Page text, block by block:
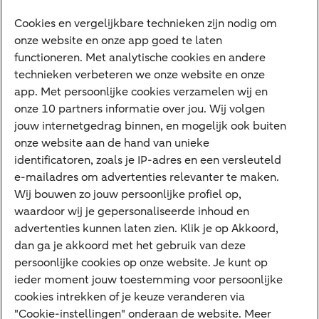
Diensten
VraagHugo
Corporate Finance
Tikkie zakelijk
Cyber Veilig & Zeker
Private Banking
Interessant
Sectoren & trends
Ondernemersverhalen
Valutacentrum
Alles over PSD2
Business Community
Cookies en vergelijkbare technieken zijn nodig om
onze website en onze app goed te laten
functioneren. Met analytische cookies en andere
technieken verbeteren we onze website en onze
app. Met persoonlijke cookies verzamelen wij en
onze 10 partners informatie over jou. Wij volgen
jouw internetgedrag binnen, en mogelijk ook buiten
onze website aan de hand van unieke
identificatoren, zoals je IP-adres en een versleuteld
e-mailadres om advertenties relevanter te maken.
Wij bouwen zo jouw persoonlijke profiel op,
waardoor wij je gepersonaliseerde inhoud en
advertenties kunnen laten zien. Klik je op Akkoord,
dan ga je akkoord met het gebruik van deze
persoonlijke cookies op onze website. Je kunt op
ieder moment jouw toestemming voor persoonlijke
cookies intrekken of je keuze veranderen via
"Cookie-instellingen" onderaan de website. Meer